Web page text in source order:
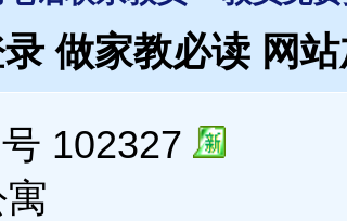
录做家教必读 网
102327